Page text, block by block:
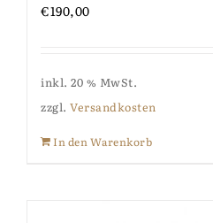
€190,00
inkl. 20 % MwSt.
zzgl. Versandkosten
In den Warenkorb